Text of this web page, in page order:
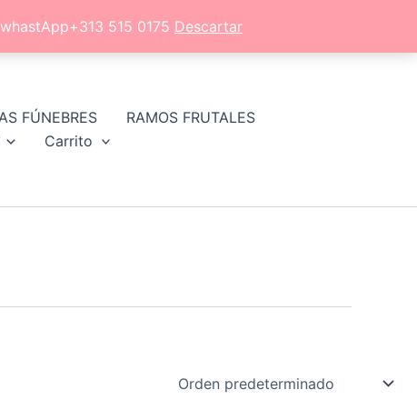
515 0175 Descartar
FÚNEBRES
RAMOS FRUTALES
Carrito